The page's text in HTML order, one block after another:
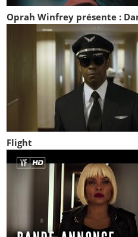
Oprah Winfrey présente :
Flight